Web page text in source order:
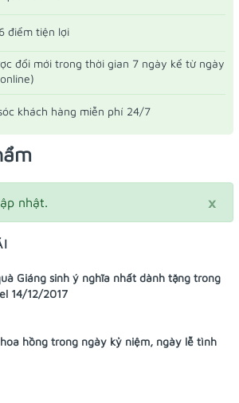
điểm tiện lợi
đổi mới trong thời gian 7 ngày kể từ ngày
khách hàng miễn phí 24/7
×
nhật.
Giáng sinh ý nghĩa nhất dành tặng trong
14/12/2017
hồng trong ngày kỷ niệm, ngày lễ tình